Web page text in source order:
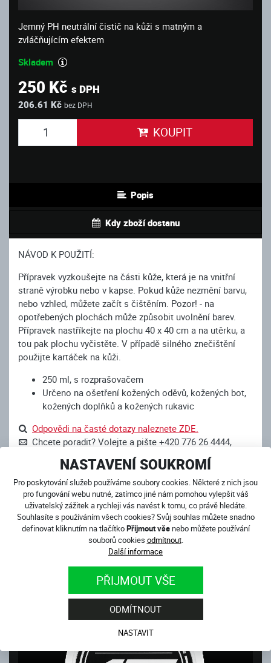
NASTAVENÍ SOUKROMÍ
Pro poskytování služeb používáme soubory cookies. Některé z nich jsou
pro fungování webu nutné, zatímco jiné nám pomohou vylepšit váš
uživatelský zážitek a rychleji vás navést k tomu, co právě hledáte.
Souhlasíte s používáním všech cookies? Svůj souhlas můžete snadno
definovat kliknutím na tlačítkoPřijmout všenebo můžete používání
souborů cookies odmítnout.
Další informace
PŘIJMOUT VŠE
ODMÍTNOUT
NASTAVIT
Jemný PH neutrální čistič na kůži s matným a
zvláčňujícím efektem
Skladem
250 Kč s DPH
206.61 Kč bez DPH
KOUPIT
Popis
Kdy zboží dostanu
NÁVOD K POUŽITÍ:
Přípravek vyzkoušejte na části kůže, která je na vnitřní
straně výrobku nebo v kapse. Pokud kůže nezmění barvu,
nebo vzhled, můžete začít s čištěním. Pozor! - na
opotřebených plochách může způsobit uvolnění barev.
Přípravek nastříkejte na plochu 40 x 40 cm a na utěrku, a
tou pak plochu vyčistěte. V případě silného znečištění
použijte kartáček na kůži.
250 ml, s rozprašovačem
Určeno na ošetření kožených oděvů, kožených bot,
kožených doplňků a kožených rukavic
Odpovědi na časté dotazy naleznete ZDE.
Chcete poradit? Volejte a pište +420 776 26 4444,
Komunikujete raději přes Messenger?Jsme online!
SOUVISEJÍCÍ PRODUKTY